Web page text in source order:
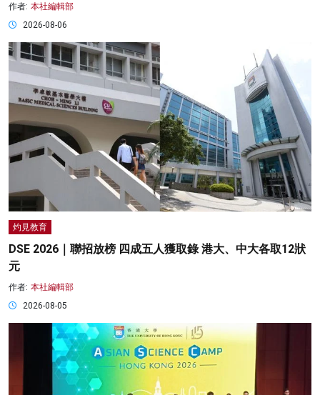
作者: 本社編輯部
2026-08-06
灼見教育
DSE 2026｜聯招放榜 四成五人獲取錄 港大、中大各取12狀
元
作者: 本社編輯部
2026-08-05